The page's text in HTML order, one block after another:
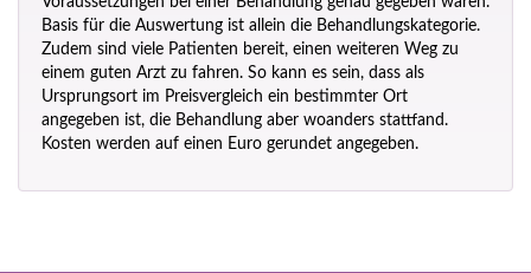
Basis für die Auswertung ist allein die Behandlungskategorie.
Zudem sind viele Patienten bereit, einen weiteren Weg zu
einem guten Arzt zu fahren. So kann es sein, dass als
Ursprungsort im Preisvergleich ein bestimmter Ort
angegeben ist, die Behandlung aber woanders stattfand.
Kosten werden auf einen Euro gerundet angegeben.